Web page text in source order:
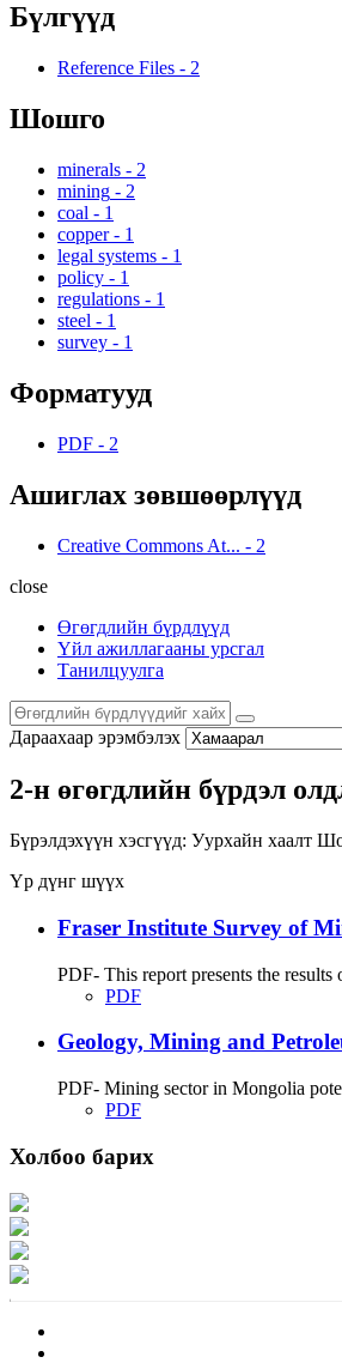
Бүлгүүд
Reference Files - 2
Шошго
minerals - 2
mining - 2
coal - 1
copper - 1
legal systems - 1
policy - 1
regulations - 1
steel - 1
survey - 1
Форматууд
PDF - 2
Ашиглах зөвшөөрлүүд
Creative Commons At... - 2
close
Өгөгдлийн бүрдлүүд
Үйл ажиллагааны урсгал
Танилцуулга
Дараахаар эрэмбэлэх
2-н өгөгдлийн бүрдэл
Бүрэлдэхүүн хэсгүүд: Уурхайн хаалт
Үр дүнг шүүх
Fraser Institute Survey of
PDF- This report presents the
PDF
Geology, Mining and
PDF- Mining sector in Mongolia
PDF
Холбоо барих